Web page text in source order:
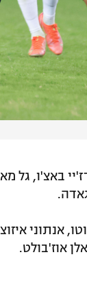
באצ'ו, גל
אנתוני
אוז'בולט.